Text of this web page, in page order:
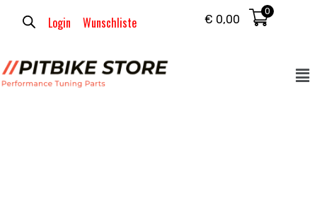
Login Wunschliste € 0,00
0